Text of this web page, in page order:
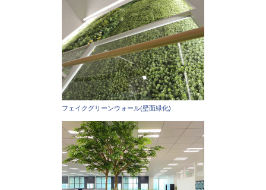
フェイクグリーンウォール(壁面緑化)